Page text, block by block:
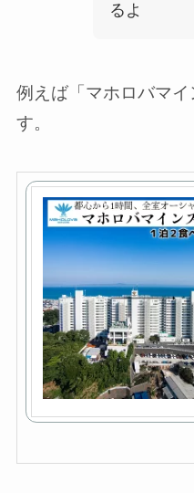
るよ
例えば「マホロバマ
す。